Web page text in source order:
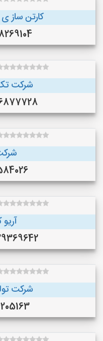
کارتن ساز
09128269104
شرکت تک
09136877728
09129369642
شرکت